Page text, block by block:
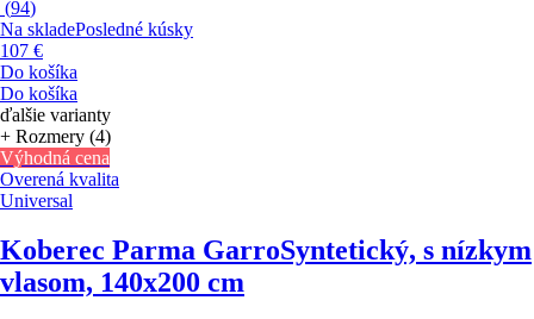
(94)
Na skladePosledné kúsky
107 €
Do košíka
Do košíka
ďalšie varianty
+ Rozmery (4)
Výhodná cena
Overená kvalita
Universal
Koberec Parma GarroSyntetický, s nízkym
vlasom, 140x200 cm